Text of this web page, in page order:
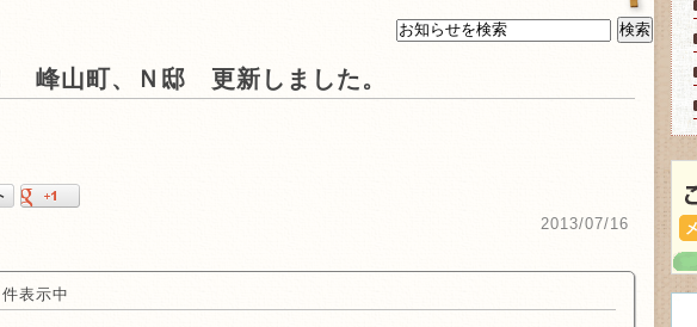
峰山町、Ｎ邸 更新しました。
2013/07/16
表示中